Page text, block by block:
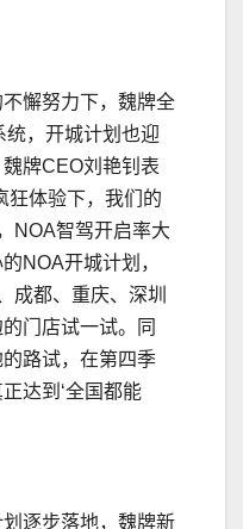
懈努力下，魏牌全
，开城计划也迎
牌CEO刘艳钊表
狂体验下，我们的
NOA智驾开启率大
NOA开城计划，
成都、重庆、深圳
门店试一试。同
路试，在第四季
达到‘全国都能
逐步落地，魏牌新